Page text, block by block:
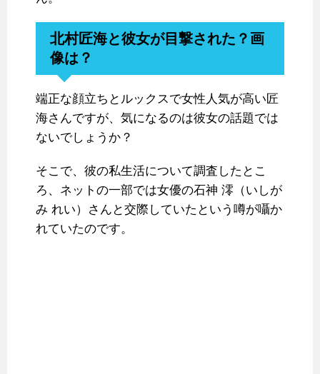
北村匠海と彼女が目撃された？画
像は？
端正な顔立ちとルックスで女性人気が高い匠
海さんですが、気になるのは彼女の話題では
ないでしょうか？
そこで、彼の私生活について調査したとこ
ろ、ネットの一部では女優の石神 澪（いしが
み れい）さんと交際していたという噂が囁か
れていたのです。